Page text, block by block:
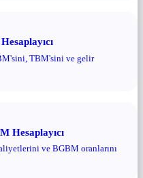
TBM'sini ve gelir
Hesaplayıcı
ve BGBM oranlarını